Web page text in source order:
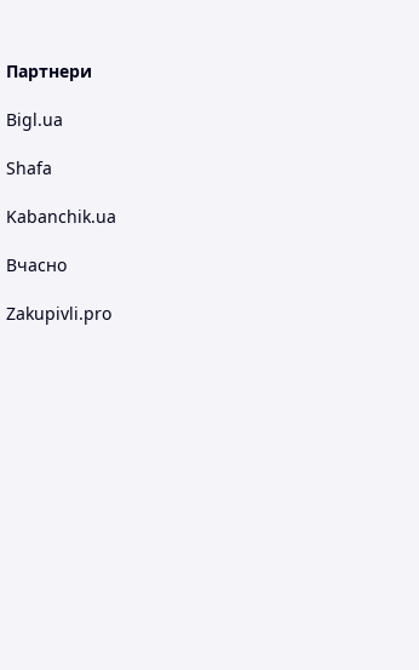
Партнери
Bigl.ua
Shafa
Kabanchik.ua
Вчасно
Zakupivli.pro